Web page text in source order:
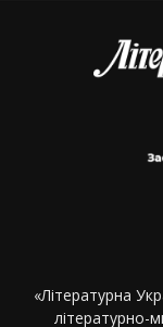
«Літературна
літературно-